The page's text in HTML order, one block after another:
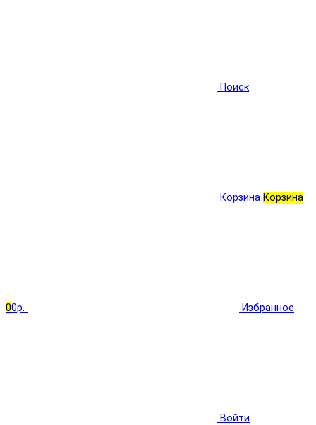
Поиск
Корзина Корзина
00р. Избранное
Войти